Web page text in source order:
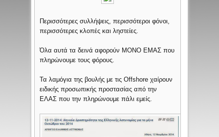
Περισσότερες συλλήψεις, περισσότεροι φόνοι,
περισσότερες κλοπές και ληστείες.
Όλα αυτά τα δεινά αφορούν MONO ΕΜΑΣ που
πληρώνουμε τους φόρους.
Τα λαμόγια της βουλής με τις Offshore χαίρουν
ειδικής προσωπικής προστασίας από την
ΕΛΑΣ που την πληρώνουμε πάλι εμείς.